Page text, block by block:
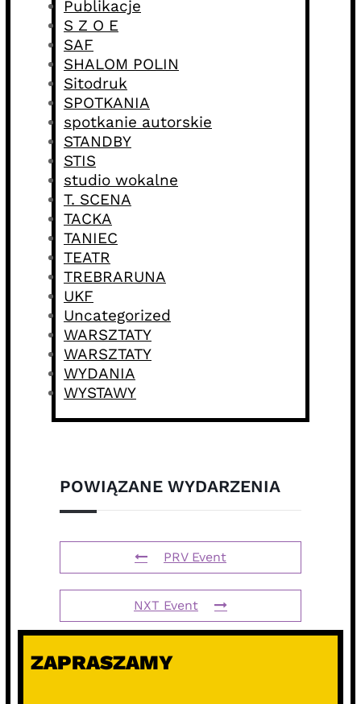
Publikacje
S Z O E
SAF
SHALOM POLIN
Sitodruk
SPOTKANIA
spotkanie autorskie
STANDBY
STIS
studio wokalne
T. SCENA
TACKA
TANIEC
TEATR
TREBRARUNA
UKF
Uncategorized
WARSZTATY
WARSZTATY
WYDANIA
WYSTAWY
POWIĄZANE WYDARZENIA
PRV Event
NXT Event
ZAPRASZAMY